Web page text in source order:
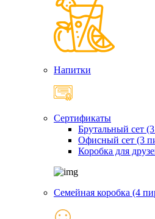
Напитки
Сертификаты
Брутальный сет
Офисный сет (3
Коробка для
Семейная коробка (4